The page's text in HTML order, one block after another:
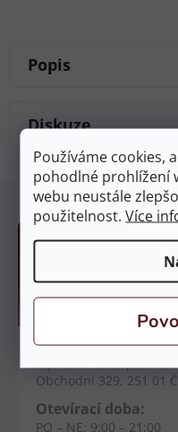
Používáme cookies,
pohodlné prohlížení
webu neustále
použitelnost.Více
Popis
Diskuze
Prodejna Čestlice
Obchodní 329, 251 01
Otevírací doba:
PO – NE: 9:00 – 21:00